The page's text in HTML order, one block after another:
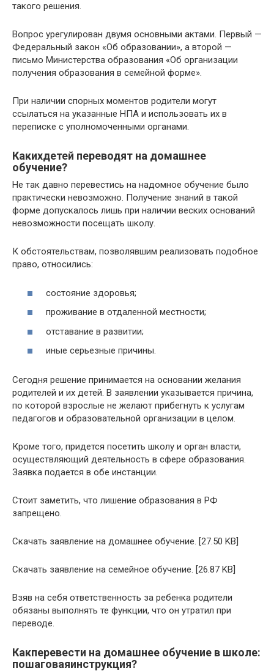
такого решения.
Вопрос урегулирован двумя основными актами. Первый —
Федеральный закон «Об образовании», а второй —
письмо Министерства образования «Об организации
получения образования в семейной форме».
При наличии спорных моментов родители могут
ссылаться на указанные НПА и использовать их в
переписке с уполномоченными органами.
Какихдетей переводят на домашнее
обучение?
​Не так давно перевестись на надомное обучение было
практически невозможно. Получение знаний в такой
форме допускалось лишь при наличии веских оснований
невозможности посещать школу.
К обстоятельствам, позволявшим реализовать подобное
право, относились:
состояние здоровья;
проживание в отдаленной местности;
отставание в развитии;
иные серьезные причины.
Сегодня решение принимается на основании желания
родителей и их детей. В заявлении указывается причина,
по которой взрослые не желают прибегнуть к услугам
педагогов и образовательной организации в целом.
Кроме того, придется посетить школу и орган власти,
осуществляющий деятельность в сфере образования.
Заявка подается в обе инстанции.
Стоит заметить, что лишение образования в РФ
запрещено.
Скачать заявление на домашнее обучение. [27.50 KB]
Скачать заявление на семейное обучение. [26.87 KB]
Взяв на себя ответственность за ребенка родители
обязаны выполнять те функции, что он утратил при
переводе.
Какперевести на домашнее обучение в школе:
пошаговаяинструкция?